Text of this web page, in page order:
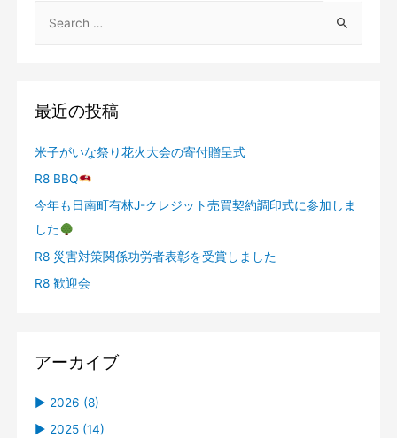
最近の投稿
米子がいな祭り花火大会の寄付贈呈式
R8 BBQ
今年も日南町有林J-クレジット売買契約調印式に参加しま
した
R8 災害対策関係功労者表彰を受賞しました
R8 歓迎会
アーカイブ
► 2026 (8)
► 08 (1)
► 2025 (14)